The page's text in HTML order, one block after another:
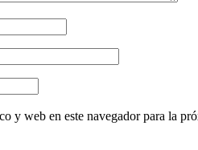
y web en este navegador para la